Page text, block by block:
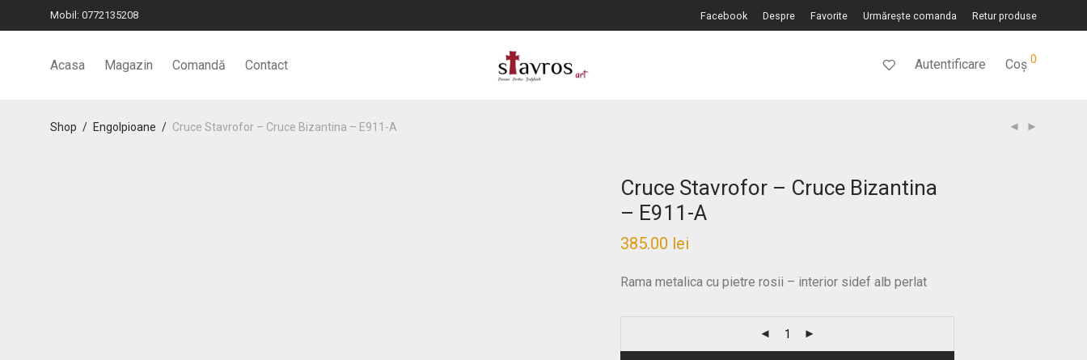
Mobil: 0772135208 Facebook Despre Favorite Urmărește comanda Retur produse
Acasa Magazin Comandă Contact Autentificare Coș 0
Shop / Engolpioane / Cruce Stavrofor – Cruce Bizantina – E911-A
Cruce Stavrofor – Cruce Bizantina
– E911-A
385.00 lei
Rama metalica cu pietre rosii – interior sidef alb perlat